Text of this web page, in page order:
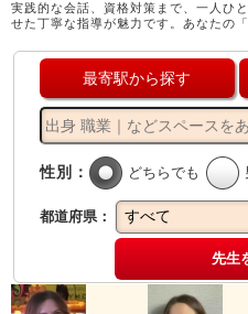
実践的な会話、資格対策まで、一人ひ
せた丁寧な指導が魅力です。あなたの
最寄駅から探す
性別： どちらでも
都道府県：
先生